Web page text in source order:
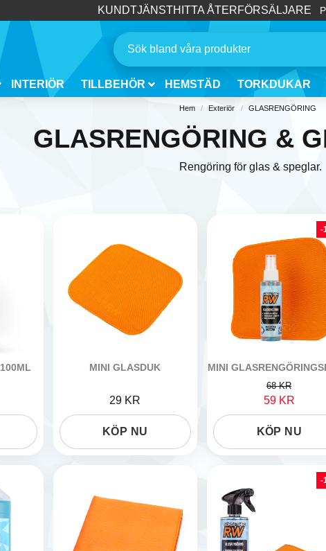
KUNDTJÄNSTHITTA ÅTERFÖRSÄLJARE
INTERIÖR TILLBEHÖR HEMSTÄD TORKDUKAR
Hem Exteriör GLASRENGÖRING
GLASRENGÖRING &
Rengöring för glas & speglar.
GÖRDETMEDRWMINI GLASDUK
29 KR
KÖP NU
GÖRDETMEDRW
MINI
68 KR
59 KR
KÖP NU
-
-